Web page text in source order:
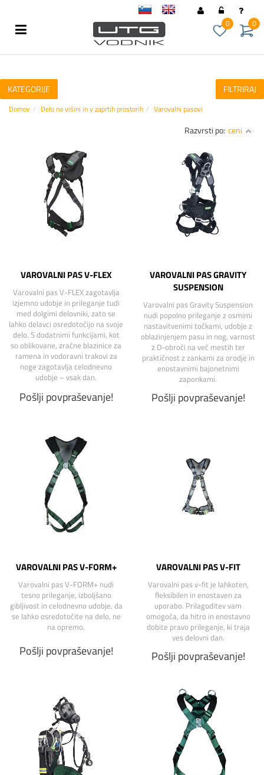
0
0
KATEGORIJE FILTRIRAJ
Domov Delo na višini in v zaprtih prostorih Varovalni pasovi
Razvrsti po: ceni
VAROVALNI PAS V-FLEX
Varovalni pas V-FLEX zagotavlja
izjemno udobje in prileganje tudi
med dolgimi delovniki, zato se
lahko delavci osredotočijo na svoje
delo. S dodatnimi funkcijami, kot
so oblikovane, zračne blazinice za
ramena in vodoravni trakovi za
noge zagotavlja celodnevno
udobje – vsak dan.
Pošlji povpraševanje!
VAROVALNI PAS GRAVITY
SUSPENSION
Varovalni pas Gravity Suspension
nudi popolno prileganje z osmimi
nastavitvenimi točkami, udobje z
oblazinjenjem pasu in nog, varnost
z D-obroči na več mestih ter
praktičnost z zankami za orodje in
enostavnimi bajonetnimi
zaponkami.
Pošlji povpraševanje!
VAROVALNI PAS V-FORM+
Varovalni pas V-FORM+ nudi
tesno prileganje, izboljšano
gibljivost in celodnevno udobje, da
se lahko osredotočite na delo, ne
na opremo.
Pošlji povpraševanje!
VAROVALNI PAS V-FIT
Varovalni pas v-fit je lahkoten,
fleksibilen in enostaven za
uporabo. Prilagoditev vam
omogoča, da hitro in enostavno
dobite pravo prileganje, ki traja
ves delovni dan.
Pošlji povpraševanje!